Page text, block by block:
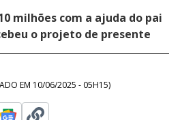
milhões com a ajuda do pai
o projeto de presente
EM 10/06/2025 - 05H15)